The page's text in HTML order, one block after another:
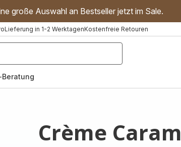
große Auswahl an Bestseller jetzt im Sale.
Lieferung in 1-2 WerktagenKostenfreie Retouren
Crème